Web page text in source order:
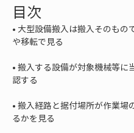
目次
• 大型設備搬入は搬入そのもの
• 搬入する設備が対象機械等に
• 搬入経路と据付場所が作業場